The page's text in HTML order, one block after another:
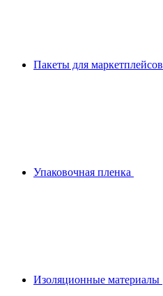
Пакеты для маркетплейсов
Упаковочная пленка
Изоляционные материалы